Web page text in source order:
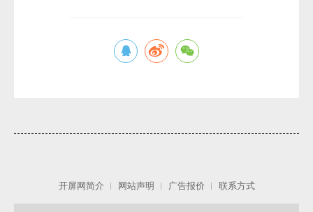
开屏网简介 网站声明 广告报价 联系方式